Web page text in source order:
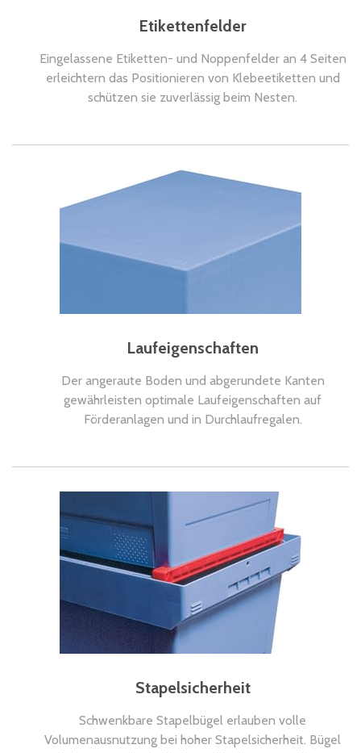
Etikettenfelder
Eingelassene Etiketten- und Noppenfelder an 4 Seiten
erleichtern das Positionieren von Klebeetiketten und
schützen sie zuverlässig beim Nesten.
Laufeigenschaften
Der angeraute Boden und abgerundete Kanten
gewährleisten optimale Laufeigenschaften auf
Förderanlagen und in Durchlaufregalen.
Stapelsicherheit
Schwenkbare Stapelbügel erlauben volle
Volumenausnutzung bei hoher Stapelsicherheit. Bügel